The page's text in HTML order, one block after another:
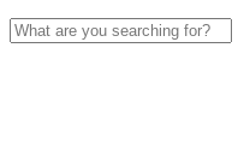
Search
for: